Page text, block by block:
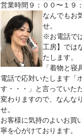
営業時間９：００〜１９
なんでもお
せ。
※お電話で
工房】では
たします。
「着物と寝
電話で応対いたします「
す・・・」と言っていた
変わりますので、なんな
せ。
お客様に気持のよいお買
寧を心がけております。